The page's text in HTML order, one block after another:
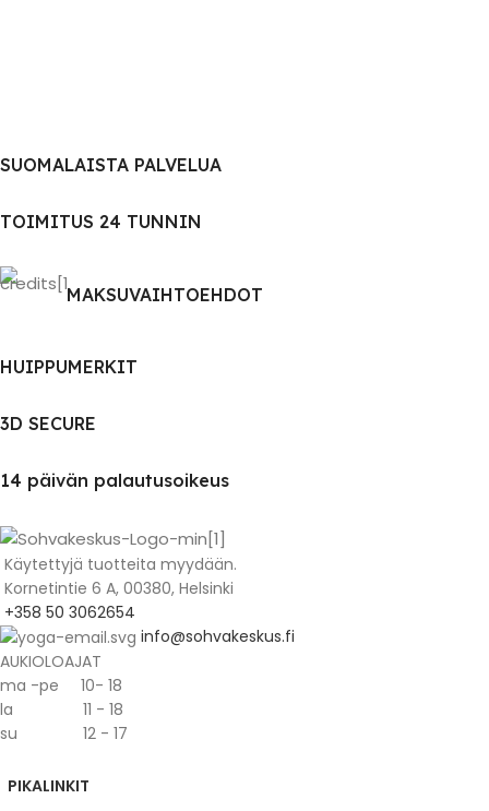
SUOMALAISTA PALVELUA
TOIMITUS 24 TUNNIN
MAKSUVAIHTOEHDOT
HUIPPUMERKIT
3D SECURE
14 päivän palautusoikeus
Käytettyjä tuotteita myydään.
Kornetintie 6 A, 00380, Helsinki
+358 50 3062654
info@sohvakeskus.fi
AUKIOLOAJAT
ma -pe 10- 18
la 11 - 18
su 12 - 17
PIKALINKIT